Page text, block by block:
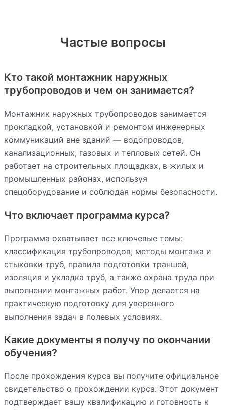
Частые вопросы
Кто такой монтажник наружных
трубопроводов и чем он занимается?
Монтажник наружных трубопроводов занимается
прокладкой, установкой и ремонтом инженерных
коммуникаций вне зданий — водопроводов,
канализационных, газовых и тепловых сетей. Он
работает на строительных площадках, в жилых и
промышленных районах, используя
спецоборудование и соблюдая нормы безопасности.
Что включает программа курса?
Программа охватывает все ключевые темы:
классификация трубопроводов, методы монтажа и
стыковки труб, правила подготовки траншей,
изоляция и укладка труб, а также охрана труда при
выполнении монтажных работ. Упор делается на
практическую подготовку для уверенного
выполнения задач в полевых условиях.
Какие документы я получу по окончании
обучения?
После прохождения курса вы получите официальное
свидетельство о прохождении курса. Этот документ
подтверждает вашу квалификацию и готовность к